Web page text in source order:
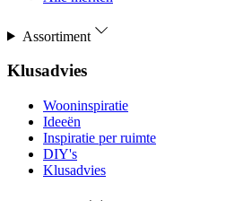
Assortiment
Klusadvies
Wooninspiratie
Ideeën
Inspiratie per ruimte
DIY's
Klusadvies